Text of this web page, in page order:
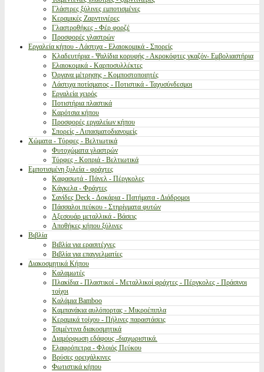
Γλάστρες ξύλινες εμποτισμένες
Κεραμικές Ζαρντινιέρες
Γλαστροθήκες - Φέρ φορζέ
Προσφορές γλαστρών
Εργαλεία κήπου - Λάστιχα - Ελαιοκομικά - Σπορείς
Κλαδευτήρια - Ψαλίδια κορυφής - Ακροκόφτες γκαζόν- Εμβολιαστήρια
Ελαιοκομικά - Καρποσυλλέκτες
Όργανα μέτρησης - Κομποστοποιητές
Λάστιχα ποτίσματος - Ποτιστικά - Ταχυσύνδεσμοι
Εργαλεία χειρός
Ποτιστήρια πλαστικά
Καρότσια κήπου
Προσφορές εργαλείων κήπου
Σπορείς - Λιπασματοδιανομείς
Χώματα - Τύρφες - Βελτιωτικά
Φυτοχώματα γλαστρών
Τύρφες - Κοπριά - Βελτιωτικά
Εμποτισμένη ξυλεία - φράχτες
Καφασωτά - Πάνελ - Πέργκολες
Κάγκελα - Φράχτες
Σανίδες Deck - Δοκάρια - Πατήματα - Διάδρομοι
Πάσσαλοι πεύκου - Στηρίγματα φυτών
Αξεσουάρ μεταλλικά - Βάσεις
Αποθήκες κήπου ξύλινες
Βιβλία
Βιβλία για ερασιτέχνες
Βιβλία για επαγγελματίες
Διακοσμητικά Κήπου
Καλαμωτές
Πλακίδια - Πλαστικοί - Μεταλλικοί φράχτες - Πέργκολες - Πράσινοι
τοίχοι
Καλάμια Bamboo
Καμπανάκια αυλόπορτας - Μικροέπιπλα
Κεραμικά τοίχου - Πήλινες παραστάσεις
Τσιμέντινα διακοσμητικά
Διαμόρφωση εδάφους -διαχωριστικά.
Ελαφρόπετρα - Φλοιός Πεύκου
Βρύσες ορειχάλκινες
Φωτιστικά κήπου